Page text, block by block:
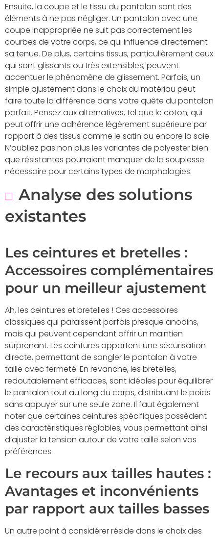
Ensuite, la coupe et le tissu du pantalon sont des
éléments à ne pas négliger. Un pantalon avec une
coupe inappropriée ne suit pas correctement les
courbes de votre corps, ce qui influence directement
sa tenue. De plus, certains tissus, particulièrement ceux
qui sont glissants ou très extensibles, peuvent
accentuer le phénomène de glissement. Parfois, un
simple ajustement dans le choix du matériau peut
faire toute la différence dans votre quête du pantalon
parfait. Pensez aux alternatives, tel que le coton, qui
peut offrir une adhérence légèrement supérieure par
rapport à des tissus comme le satin ou encore la soie.
N’oubliez pas non plus les variantes de polyester bien
que résistantes pourraient manquer de la souplesse
nécessaire pour certains types de morphologies.
Analyse des solutions
existantes
Les ceintures et bretelles :
Accessoires complémentaires
pour un meilleur ajustement
Ah, les ceintures et bretelles ! Ces accessoires
classiques qui paraissent parfois presque anodins,
mais qui peuvent cependant offrir un maintien
surprenant. Les ceintures apportent une sécurisation
directe, permettant de sangler le pantalon à votre
taille avec fermeté. En revanche, les bretelles,
redoutablement efficaces, sont idéales pour équilibrer
le pantalon tout au long du corps, distribuant le poids
sans appuyer sur une seule zone. Il faut également
noter que certaines ceintures spécifiques possèdent
des caractéristiques réglables, vous permettant ainsi
d’ajuster la tension autour de votre taille selon vos
préférences.
Le recours aux tailles hautes :
Avantages et inconvénients
par rapport aux tailles basses
Un autre point à considérer réside dans le choix des